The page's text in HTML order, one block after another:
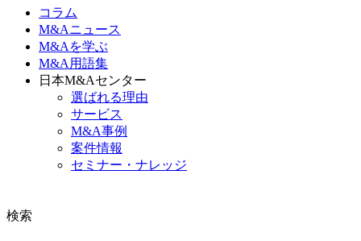
コラム
M&Aニュース
M&Aを学ぶ
M&A用語集
日本M&Aセンター
選ばれる理由
サービス
M&A事例
案件情報
セミナー・ナレッジ
検索